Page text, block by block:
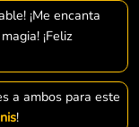
¡Me encanta
¡Feliz
a ambos para este
!